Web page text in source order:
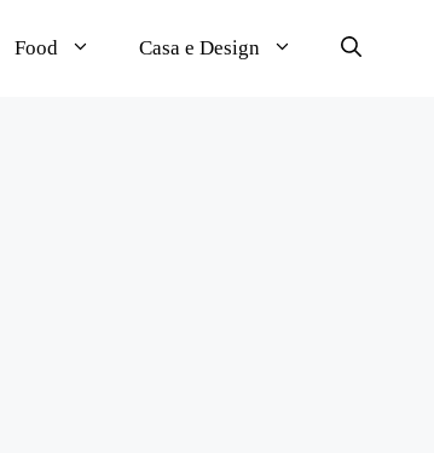
Food Casa e Design